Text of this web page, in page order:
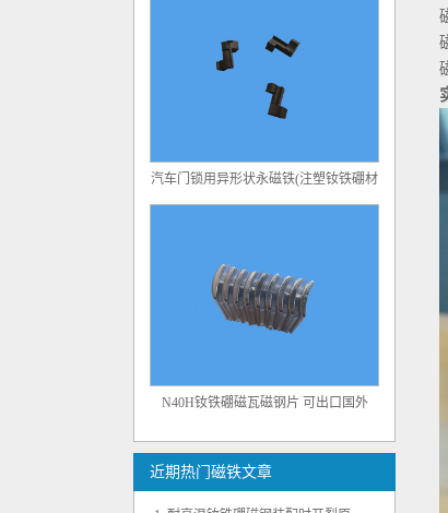
汽车门锁用异形状永磁铁(注塑钕铁硼材
N40H钕铁硼磁瓦磁钢片 可出口国外
近期热门磁铁文章